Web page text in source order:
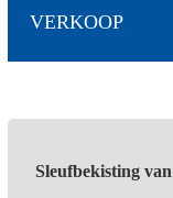
VERKOOP
Sleufbekisting